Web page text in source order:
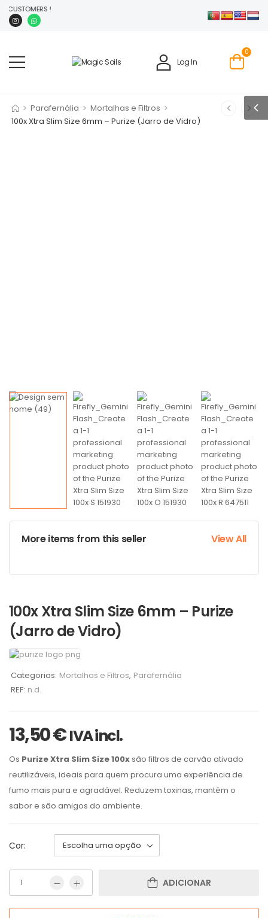
!
Log In
0
> Parafernália > Mortalhas e Filtros >
100x Xtra Slim Size 6mm – Purize (Jarro de Vidro)
More items from this seller View All
100x Xtra Slim Size 6mm – Purize
(Jarro de Vidro)
Categorias: Mortalhas e Filtros, Parafernália
REF: n.d.
13,50€IVA incl.
Os Purize Xtra Slim Size 100xsão filtros de carvão ativado
reutilizáveis, ideais para quem procura uma experiência de
fumo mais pura e agradável. Reduzem toxinas, mantêm o
sabor e são amigos do ambiente.
Cor:
ADICIONAR